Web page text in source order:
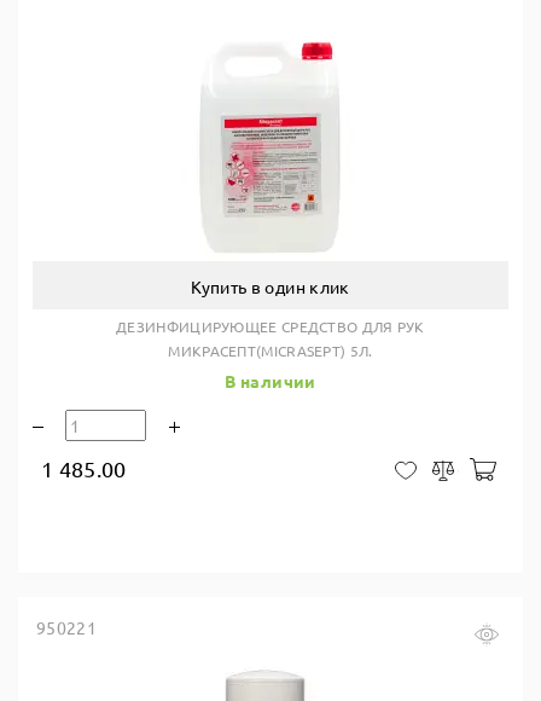
Купить в один клик
ДЕЗИНФИЦИРУЮЩЕЕ СРЕДСТВО ДЛЯ РУК
МИКРАСЕПТ(MICRASEPT) 5Л.
В наличии
1 485.00 В закладки
Сравнить
950221